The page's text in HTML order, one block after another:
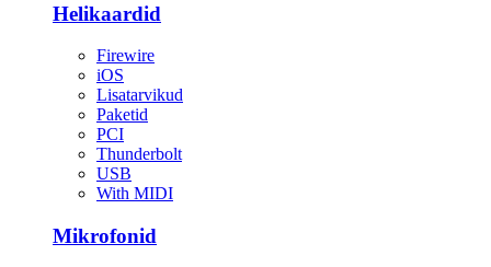
Helikaardid
Firewire
iOS
Lisatarvikud
Paketid
PCI
Thunderbolt
USB
With MIDI
Mikrofonid